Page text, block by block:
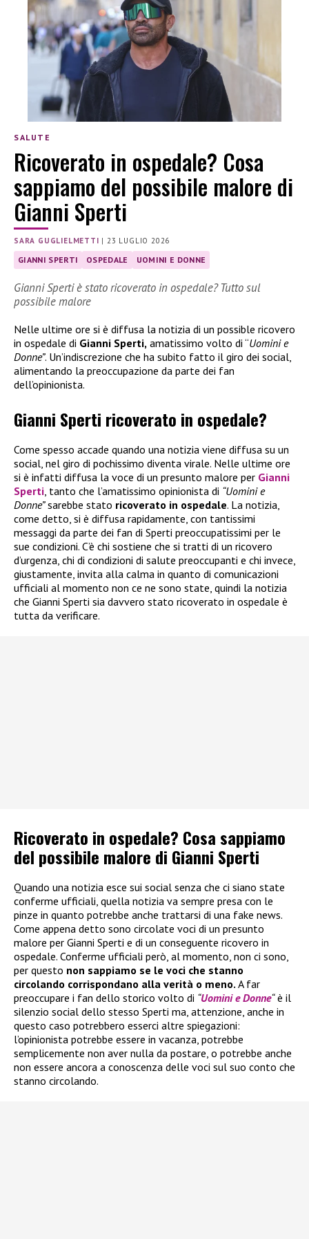
SALUTE
Ricoverato in ospedale? Cosa
sappiamo del possibile malore di
Gianni Sperti
SARA GUGLIELMETTI |23 LUGLIO 2026
GIANNI SPERTI OSPEDALE UOMINI E DONNE
Gianni Sperti è stato ricoverato in ospedale? Tutto sul
possibile malore
Nelle ultime ore si è diffusa la notizia di un possible ricovero
in ospedale di Gianni Sperti, amatissimo volto di “Uomini e
Donne”. Un’indiscrezione che ha subito fatto il giro dei social,
alimentando la preoccupazione da parte dei fan
dell’opinionista.
Gianni Sperti ricoverato in ospedale?
Come spesso accade quando una notizia viene diffusa su un
social, nel giro di pochissimo diventa virale. Nelle ultime ore
si è infatti diffusa la voce di un presunto malore per Gianni
Sperti, tanto che l’amatissimo opinionista di “Uomini e
Donne”sarebbe stato ricoverato in ospedale. La notizia,
come detto, si è diffusa rapidamente, con tantissimi
messaggi da parte dei fan di Sperti preoccupatissimi per le
sue condizioni. C’è chi sostiene che si tratti di un ricovero
d’urgenza, chi di condizioni di salute preoccupanti e chi invece,
giustamente, invita alla calma in quanto di comunicazioni
ufficiali al momento non ce ne sono state, quindi la notizia
che Gianni Sperti sia davvero stato ricoverato in ospedale è
tutta da verificare.
Ricoverato in ospedale? Cosa sappiamo
del possibile malore di Gianni Sperti
Quando una notizia esce sui social senza che ci siano state
conferme ufficiali, quella notizia va sempre presa con le
pinze in quanto potrebbe anche trattarsi di una fake news.
Come appena detto sono circolate voci di un presunto
malore per Gianni Sperti e di un conseguente ricovero in
ospedale. Conferme ufficiali però, al momento, non ci sono,
per questo non sappiamo se le voci che stanno
circolando corrispondano alla verità o meno. A far
preoccupare i fan dello storico volto di “Uomini e Donne“è il
silenzio social dello stesso Sperti ma, attenzione, anche in
questo caso potrebbero esserci altre spiegazioni:
l’opinionista potrebbe essere in vacanza, potrebbe
semplicemente non aver nulla da postare, o potrebbe anche
non essere ancora a conoscenza delle voci sul suo conto che
stanno circolando.